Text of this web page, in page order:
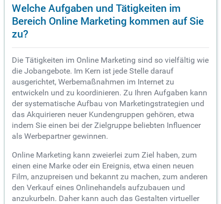
Welche Aufgaben und Tätigkeiten im
Bereich Online Marketing kommen auf Sie
zu?
Die Tätigkeiten im Online Marketing sind so vielfältig wie
die Jobangebote. Im Kern ist jede Stelle darauf
ausgerichtet, Werbemaßnahmen im Internet zu
entwickeln und zu koordinieren. Zu Ihren Aufgaben kann
der systematische Aufbau von Marketingstrategien und
das Akquirieren neuer Kundengruppen gehören, etwa
indem Sie einen bei der Zielgruppe beliebten Influencer
als Werbepartner gewinnen.
Online Marketing kann zweierlei zum Ziel haben, zum
einen eine Marke oder ein Ereignis, etwa einen neuen
Film, anzupreisen und bekannt zu machen, zum anderen
den Verkauf eines Onlinehandels aufzubauen und
anzukurbeln. Daher kann auch das Gestalten virtueller